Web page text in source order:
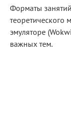
Форматы
теоретического
эмуляторе
важных тем.